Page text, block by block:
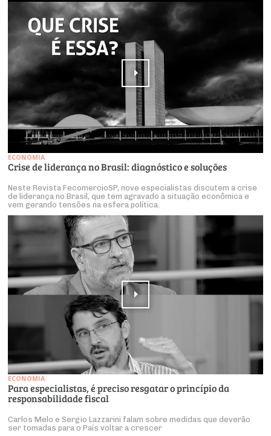
ECONOMIA
Crise de liderança no Brasil: diagnóstico e soluções
Neste Revista FecomercioSP, nove especialistas discutem a crise
de liderança no Brasil, que tem agravado a situação econômica e
vem gerando tensões na esfera política.
ECONOMIA
Para especialistas, é preciso resgatar o princípio da
responsabilidade fiscal
Carlos Melo e Sergio Lazzarini falam sobre medidas que deverão
ser tomadas para o País voltar a crescer